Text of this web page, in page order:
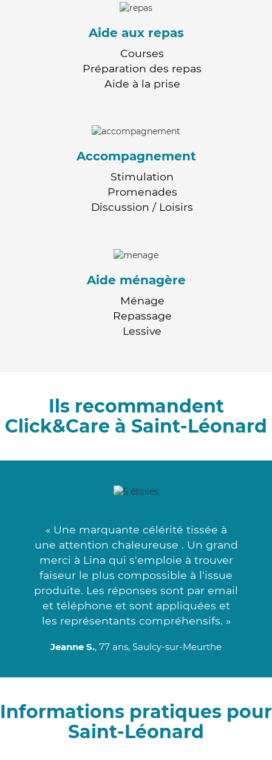
Aide aux repas
Courses
Préparation des repas
Aide à la prise
Accompagnement
Stimulation
Promenades
Discussion / Loisirs
Aide ménagère
Ménage
Repassage
Lessive
Ils recommandent
Click&Care à Saint-Léonard
« Une marquante célérité tissée à
une attention chaleureuse . Un grand
merci à Lina qui s'emploie à trouver
faiseur le plus compossible à l'issue
produite. Les réponses sont par email
et téléphone et sont appliquées et
les représentants compréhensifs. »
Jeanne S., 77 ans, Saulcy-sur-Meurthe
Informations pratiques pour
Saint-Léonard